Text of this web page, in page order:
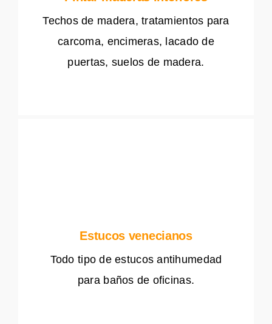
Techos de madera, tratamientos para
carcoma, encimeras, lacado de
puertas, suelos de madera.
Estucos venecianos
Todo tipo de estucos antihumedad
para baños de oficinas.